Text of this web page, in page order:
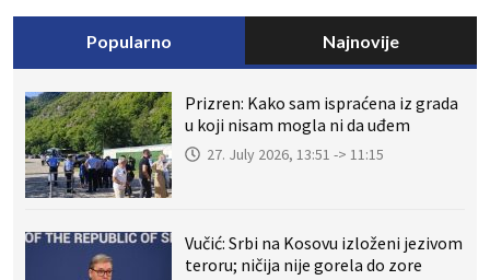
Popularno Najnovije
Prizren: Kako sam ispraćena iz grada
u koji nisam mogla ni da uđem
27. July 2026, 13:51 -> 11:15
Vučić: Srbi na Kosovu izloženi jezivom
teroru; ničija nije gorela do zore